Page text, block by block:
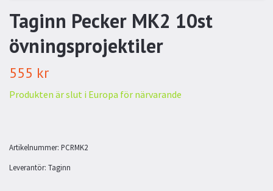
Taginn Pecker MK2 10st
övningsprojektiler
555 kr
Produkten är slut i Europa för närvarande
Artikelnummer: PCRMK2
Leverantör: Taginn